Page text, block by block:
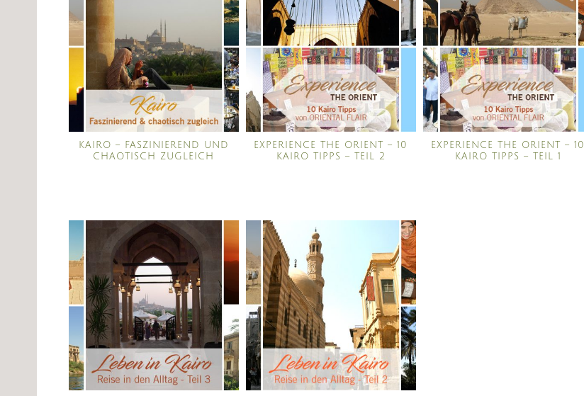
KAIRO – FASZINIEREND UND
CHAOTISCH ZUGLEICH
EXPERIENCE THE ORIENT – 10
KAIRO TIPPS – TEIL 2
EXPERIENCE THE ORIENT – 10
KAIRO TIPPS – TEIL 1